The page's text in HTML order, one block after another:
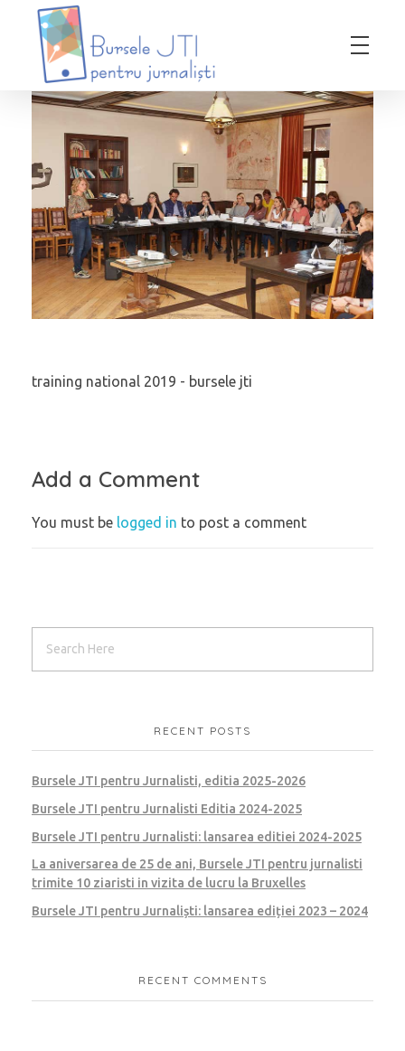
Bursele JTI pentru Jurnalisti
training national 2019 - bursele jti
Add a Comment
You must be logged in to post a comment
RECENT POSTS
Bursele JTI pentru Jurnalisti, editia 2025-2026
Bursele JTI pentru Jurnalisti Editia 2024-2025
Bursele JTI pentru Jurnalisti: lansarea editiei 2024-2025
La aniversarea de 25 de ani, Bursele JTI pentru jurnalisti
trimite 10 ziaristi in vizita de lucru la Bruxelles
Bursele JTI pentru Jurnaliști: lansarea ediției 2023 – 2024
RECENT COMMENTS